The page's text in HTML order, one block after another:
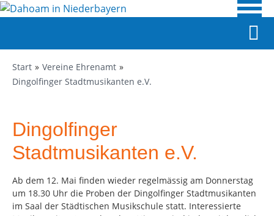
Start
Vereine Ehrenamt
Dingolfinger Stadtmusikanten e.V.
Dingolfinger
Stadtmusikanten e.V.
Ab dem 12. Mai finden wieder regelmässig am Donnerstag
um 18.30 Uhr die Proben der Dingolfinger Stadtmusikanten
im Saal der Städtischen Musikschule statt. Interessierte